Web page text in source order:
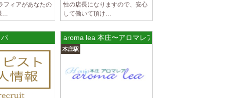
比寿駅]
恵比寿ルーム
クハラを撲滅するために女店長または在籍セラピス
谷駅]
家 渋谷ルーム
クハラを撲滅するために女店長または在籍セラピス
フィアがあなたの
…
性の店長になりますので、安心
して働いて頂け…
aroma lea 本庄〜アロマレア
本庄駅